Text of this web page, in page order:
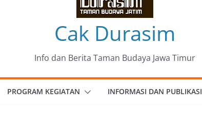
Cak Durasim
Info dan Berita Taman Budaya Jawa Timur
PROGRAM KEGIATAN INFORMASI DAN PUBLIKASI